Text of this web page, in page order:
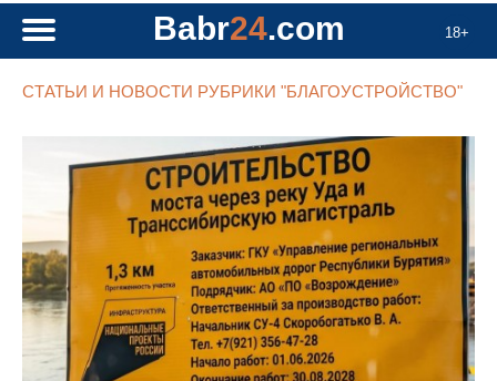
18+
Babr24.com
СТАТЬИ И НОВОСТИ РУБРИКИ "БЛАГОУСТРОЙСТВО"